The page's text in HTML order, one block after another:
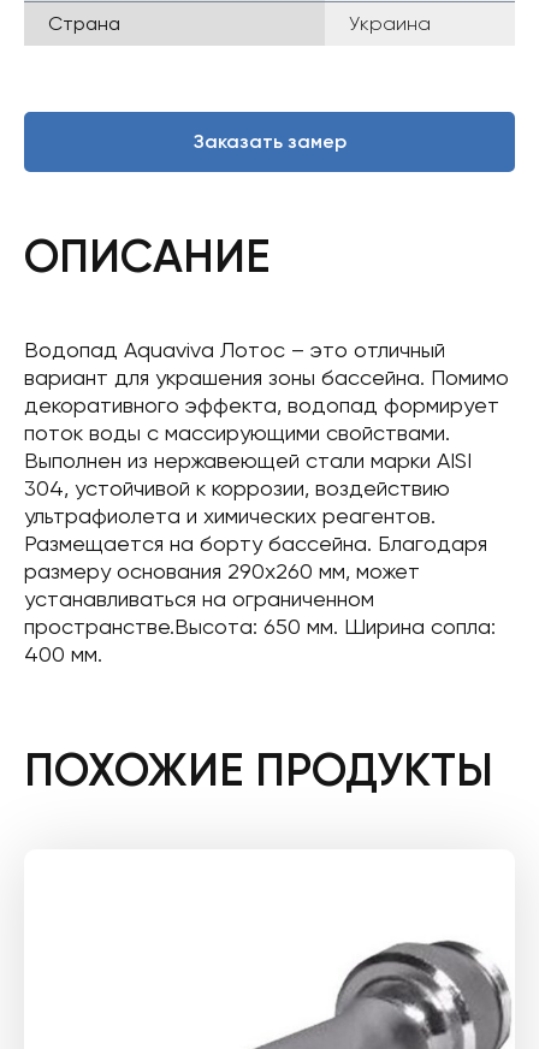
Страна
Украина
Заказать замер
ОПИСАНИЕ
Водопад Aquaviva Лотос – это отличный
вариант для украшения зоны бассейна. Помимо
декоративного эффекта, водопад формирует
поток воды с массирующими свойствами.
Выполнен из нержавеющей стали марки AISI
304, устойчивой к коррозии, воздействию
ультрафиолета и химических реагентов.
Размещается на борту бассейна. Благодаря
размеру основания 290х260 мм, может
устанавливаться на ограниченном
пространстве.Высота: 650 мм. Ширина сопла:
400 мм.
ПОХОЖИЕ ПРОДУКТЫ